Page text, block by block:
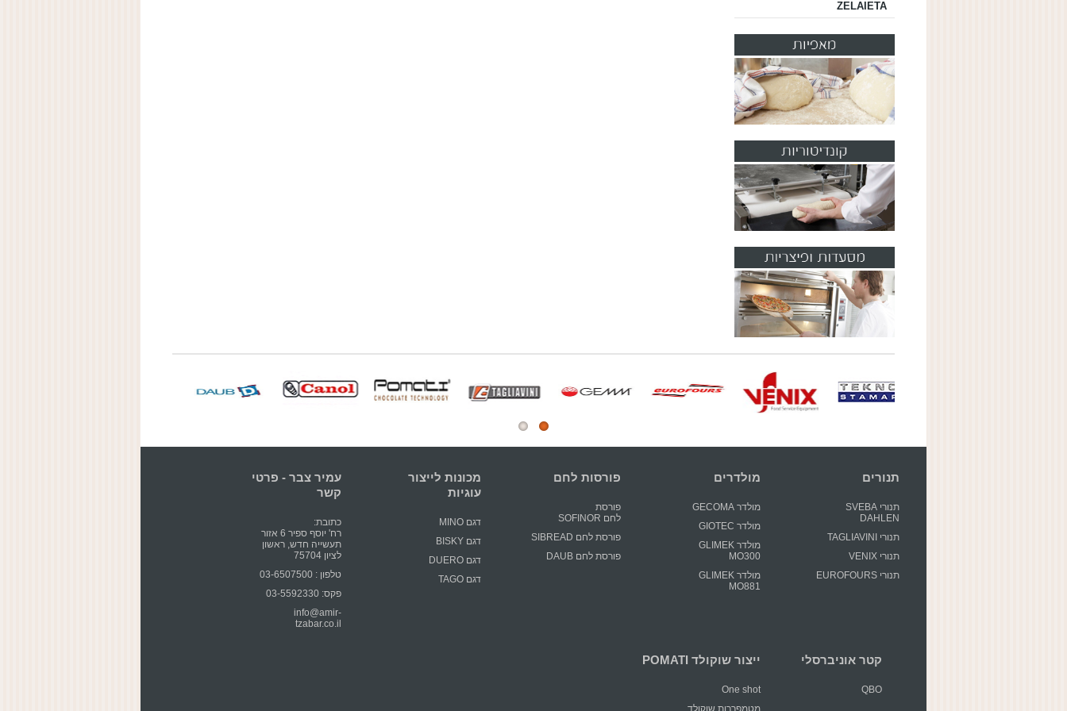
ZELAIETA
תנורים
תנורי SVEBA
DAHLEN
תנורי TAGLIAVINI
תנורי VENIX
תנורי EUROFOURS
מולדרים
מולדר GECOMA
מולדר GIOTEC
מולדר GLIMEK
MO300
מולדר GLIMEK
MO881
פורסות לחם
פורסת
לחם SOFINOR
פורסת לחם SIBREAD
פורסת לחם DAUB
מכונות לייצור
עוגיות
דגם MINO
דגם BISKY
דגם DUERO
דגם TAGO
עמיר צבר - פרטי
קשר
כתובת:
רח' יוסף ספיר 6 אזור
תעשייה חדש, ראשון
לציון 75704
טלפון : 03-6507500
פקס: 03-5592330
info@amir-
tzabar.co.il
קטר אוניברסלי
QBO
ייצור שוקולד POMATI
One shot
מטמפררות שוקולד